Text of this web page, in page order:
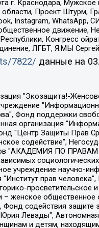
г. Краснодара,
Проект Штурм,
Instagram,
Конгресс
ЛГБТ, Я.МЫ
7822/ данные на
Алексеевна, Автономная некоммерческая организация "Центр по работе с проблемой насилия "НАСИЛИЮ.НЕТ", Межрегиональный профессиональный союз работников здравоохранения "Альянс врачей", Юридическое лицо, зарегистрированное в Латвийской Республике, SIA "Medusa Project" (регистрационный номер 40103797863, дата регистрации 10.06.2014), Некоммерческая организация "Фонд по борьбе с коррупцией", Автономная некоммерческая организация "Институт права и публичной политики", Баданин Роман Сергеевич, Гликин Максим Александрович, Железнова Мария Михайловна, Лукьянова Юлия Сергеевна, Маетная Елизавета Витальевна, Маняхин Петр Борисович, Чуракова Ольга Владимировна, Ярош Юлия Петровна, Юридическое лицо "The Insider SIA", зарегистрированное в Риге, Латвийская Республика (дата регистрации 26.06.2015), являющееся администратором доменного имени интернет-издания "The Insider SIA", https://theins.ru, Постернак Алексей Евгеньевич, Рубин Михаил Аркадьевич, Анин Роман Александрович, Юридическое лицо Istories fonds, зарегистрированное в Латвийской Республике (регистрационный номер 50008295751, дата регистрации 24.02.2020), Великовский Дмитрий Александрович, Долинина Ирина Николаевна, Мароховская Алеся Алексеевна, Шлейнов Роман Юрьевич, Шмагун Олеся Валентиновна, Общество с ограниченной ответственностью "Альтаир 2021", Общество с ограниченной ответственностью "Вега 2021", Общество с ограниченной ответственностью "Главный редактор